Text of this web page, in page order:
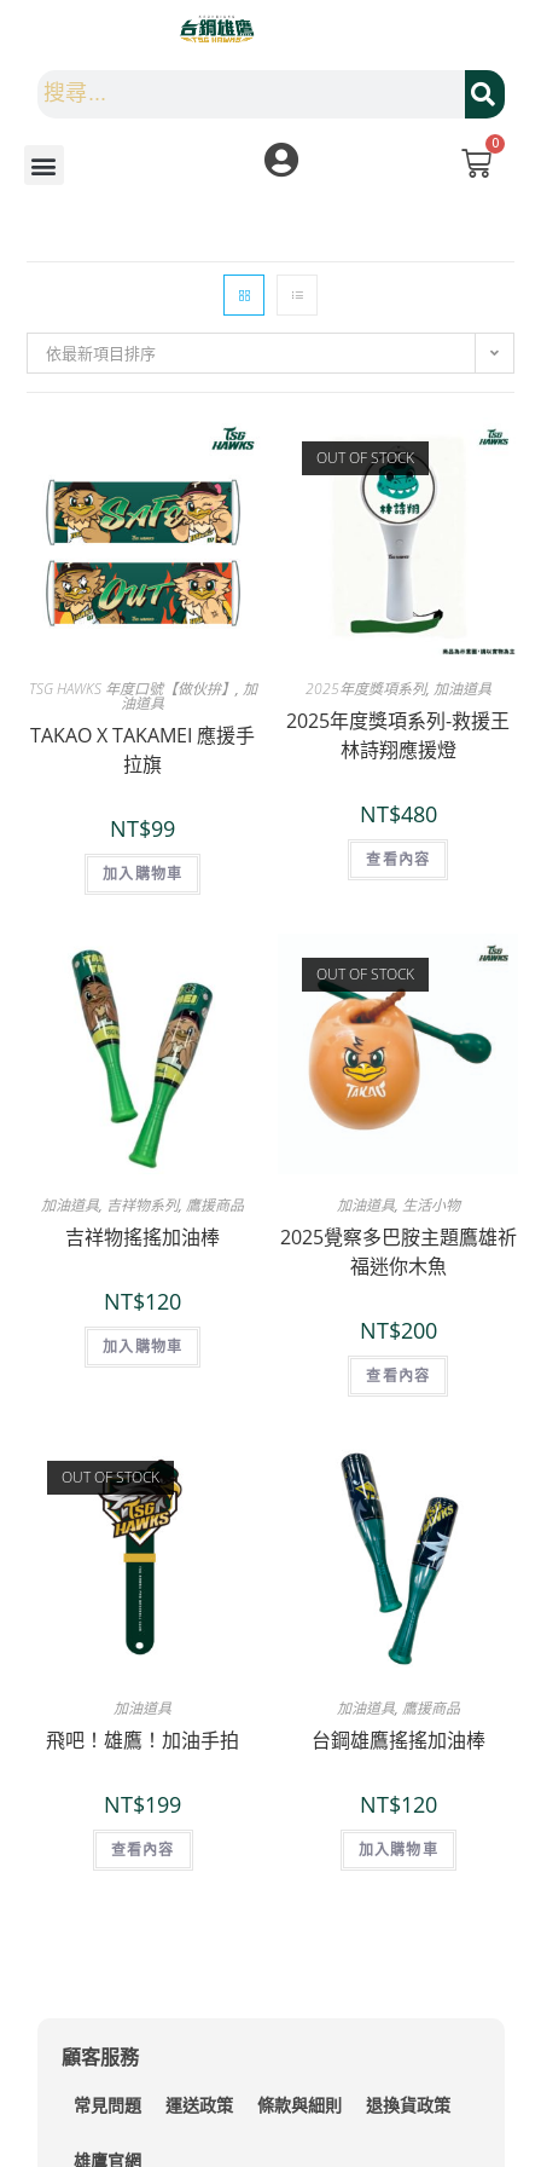
0
依最新項目排序
TSG HAWKS 年度口號【做伙拚】 , 加
油道具
TAKAO X TAKAMEI 應援手
拉旗
NT$99
加入購物車
OUT OF STOCK
2025年度獎項系列, 加油道具
2025年度獎項系列-救援王
林詩翔應援燈
NT$480
查看內容
加油道具, 吉祥物系列, 鷹援商品
吉祥物搖搖加油棒
NT$120
加入購物車
OUT OF STOCK
加油道具, 生活小物
2025覺察多巴胺主題鷹雄祈
福迷你木魚
NT$200
查看內容
OUT OF STOCK
加油道具
飛吧！雄鷹！加油手拍
NT$199
查看內容
加油道具, 鷹援商品
台鋼雄鷹搖搖加油棒
NT$120
加入購物車
顧客服務
常見問題 運送政策 條款與細則 退換貨政策
雄鷹官網